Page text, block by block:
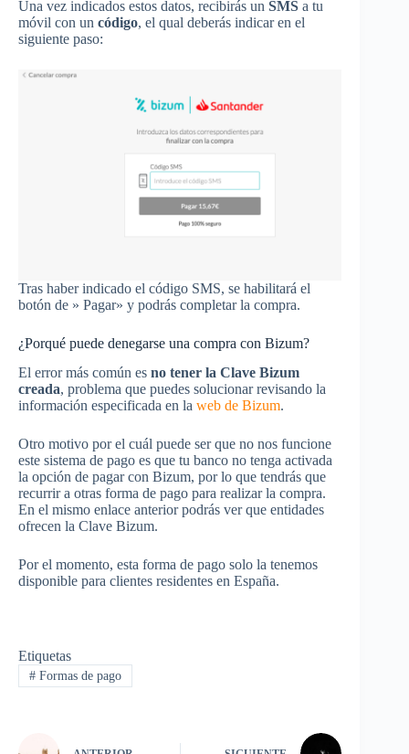
Una vez indicados estos datos, recibirás un SMS a tu
móvil con un código, el qual deberás indicar en el
siguiente paso:
Tras haber indicado el código SMS, se habilitará el
botón de » Pagar» y podrás completar la compra.
¿Porqué puede denegarse una compra con Bizum?
El error más común es no tener la Clave Bizum
creada, problema que puedes solucionar revisando la
información especificada en la web de Bizum.
Otro motivo por el cuál puede ser que no nos funcione
este sistema de pago es que tu banco no tenga activada
la opción de pagar con Bizum, por lo que tendrás que
recurrir a otras forma de pago para realizar la compra.
En el mismo enlace anterior podrás ver que entidades
ofrecen la Clave Bizum.
Por el momento, esta forma de pago solo la tenemos
disponible para clientes residentes en España.
Etiquetas
#Formas de pago